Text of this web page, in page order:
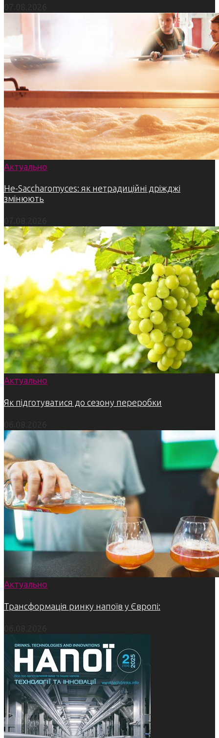
Актуально
Не-Saccharomyces: як нетрадиційні дріжджі
змінюють
Актуально
Як підготуватися до сезону переробки
Актуально
Трансформація ринку напоїв у Європі: